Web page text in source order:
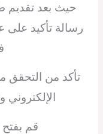
حيث بعد تقديم
رسالة تأكيد على
تأكد من التحقق
قم بفتح